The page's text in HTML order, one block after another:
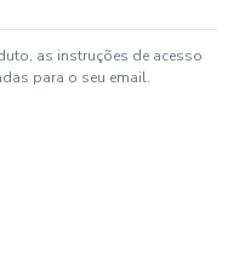
as instruções de acesso
para o seu email.